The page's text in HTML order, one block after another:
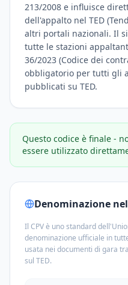
213/2008 e influisce
dell'appalto nel TED
altri portali nazionali. Il
tutte le stazioni
36/2023 (Codice dei
obbligatorio per tutti gli
pubblicati su TED.
Questo codice è finale -
essere utilizzato
Denominazione
Il CPV è uno standard
denominazione ufficiale in
usata nei documenti di gara
sul TED.